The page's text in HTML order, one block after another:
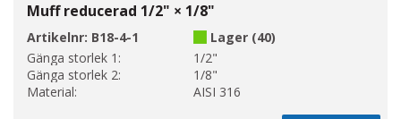
Muff reducerad 1/2" × 1/8"
Artikelnr: B18-4-1
Lager (40)
Gänga storlek 1:
1/2"
Gänga storlek 2:
1/8"
Material:
AISI 316